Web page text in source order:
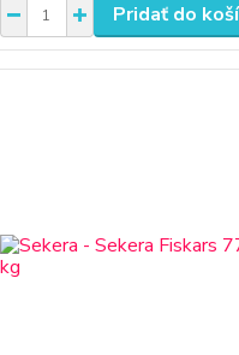
Pridať do